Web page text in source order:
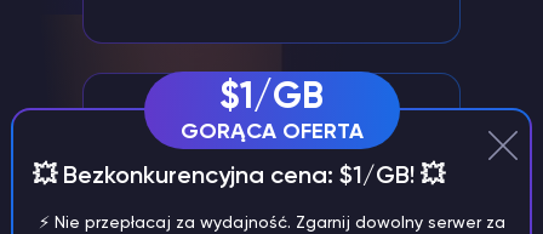
$1/GB
GORĄCA OFERTA
💥 Bezkonkurencyjna cena: $1/GB! 💥
⚡️ Nie przepłacaj za wydajność. Zgarnij dowolny serwer za